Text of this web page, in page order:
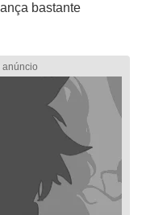
bastante